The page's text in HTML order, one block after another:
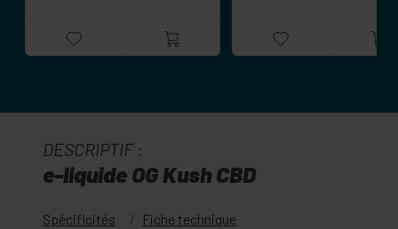
DESCRIPTIF :
e-liquide OG Kush CBD
Spécificités Fiche technique